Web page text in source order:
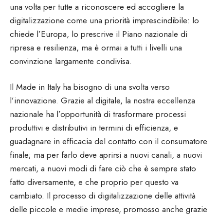
una volta per tutte a riconoscere ed accogliere la
digitalizzazione come una priorità imprescindibile: lo
chiede l’Europa, lo prescrive il Piano nazionale di
ripresa e resilienza, ma è ormai a tutti i livelli una
convinzione largamente condivisa.
Il Made in Italy ha bisogno di una svolta verso
l’innovazione. Grazie al digitale, la nostra eccellenza
nazionale ha l’opportunità di trasformare processi
produttivi e distributivi in termini di efficienza, e
guadagnare in efficacia del contatto con il consumatore
finale; ma per farlo deve aprirsi a nuovi canali, a nuovi
mercati, a nuovi modi di fare ciò che è sempre stato
fatto diversamente, e che proprio per questo va
cambiato. Il processo di digitalizzazione delle attività
delle piccole e medie imprese, promosso anche grazie